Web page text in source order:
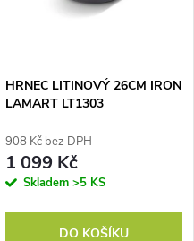
HRNEC LITINOVÝ 26CM IRON
LAMART LT1303
908 Kč bez DPH
1 099 Kč
Skladem >5 KS
DO KOŠÍKU